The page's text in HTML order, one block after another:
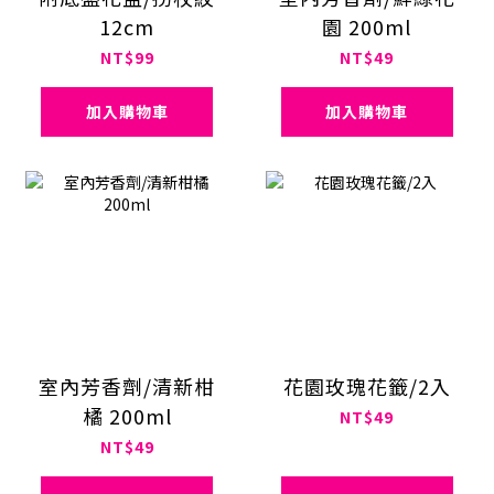
12cm
NT$99
加入購物車
園 200ml
NT$49
加入購物車
室內芳香劑/清新柑
橘 200ml
NT$49
花園玫瑰花籤/2入
NT$49